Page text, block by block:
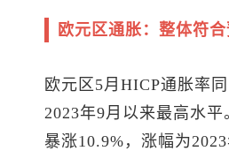
欧元区通胀：整体符
欧元区5月HICP通胀率
2023年9月以来最高水
暴涨10.9%，涨幅为